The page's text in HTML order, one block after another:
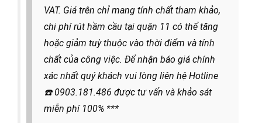
VAT. Giá trên chỉ mang tính chất tham khảo,
chi phí rút hầm cầu tại quận 11 có thể tăng
hoặc giảm tuỳ thuộc vào thời điểm và tính
chất của công việc. Để nhận báo giá chính
xác nhất quý khách vui lòng liên hệ Hotline
☎️0903.181.486 được tư vấn và khảo sát
miễn phí 100% ***